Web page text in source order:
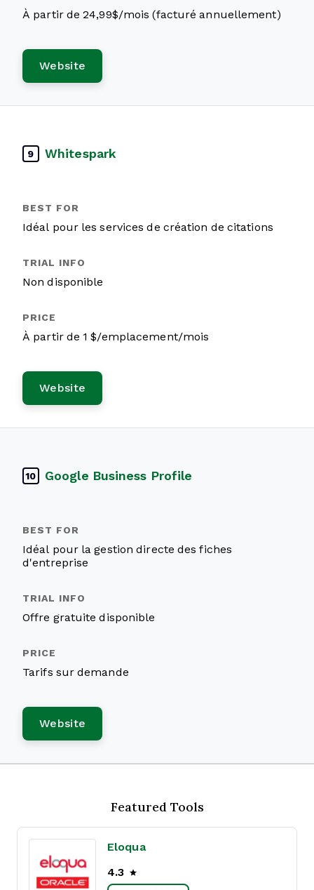
À partir de 24,99$/mois (facturé annuellement)
Website
9 Whitespark
Idéal pour les services de création de citations
Non disponible
À partir de 1 $/emplacement/mois
Website
10 Google Business Profile
Idéal pour la gestion directe des fiches
d'entreprise
Offre gratuite disponible
Tarifs sur demande
Website
Featured Tools
Eloqua
4.3